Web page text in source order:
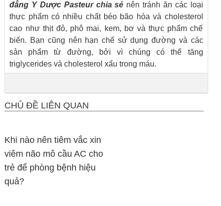
đẳng Y Dược Pasteurchia sẻ nên tránh ăn các loại
thực phẩm có nhiều chất béo bão hòa và cholesterol
cao như thịt đỏ, phô mai, kem, bơ và thực phẩm chế
biến. Bạn cũng nên hạn chế sử dụng đường và các
sản phẩm từ đường, bởi vì chúng có thể tăng
triglycerides và cholesterol xấu trong máu.
CHỦ ĐỀ LIÊN QUAN
Khi nào nên tiêm vắc xin
viêm não mô cầu AC cho
trẻ để phòng bệnh hiệu
quả?